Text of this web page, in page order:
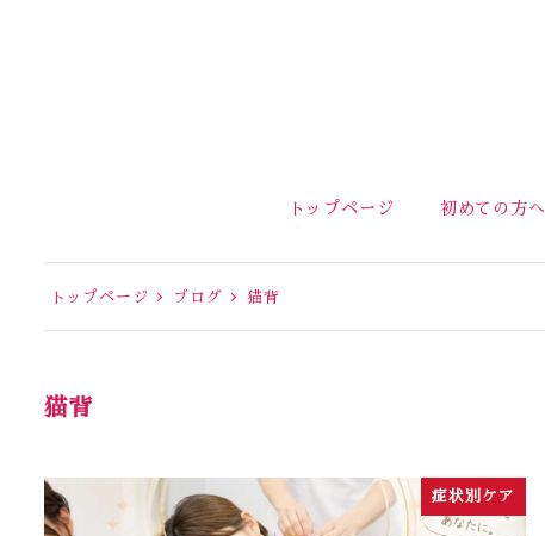
トップページ 初めての方へ
トップページ ブログ 猫背
猫背
症状別ケア